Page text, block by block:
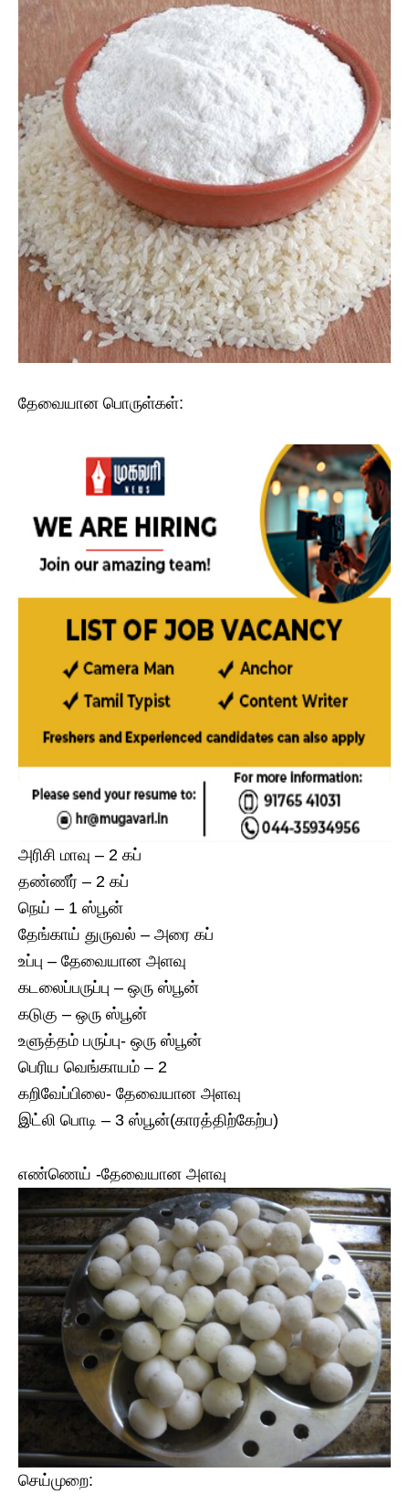
தேவையான பொருள்கள்:
அரிசி மாவு – 2 கப்
தண்ணீர் – 2 கப்
நெய் – 1 ஸ்பூன்
தேங்காய் துருவல் – அரை கப்
உப்பு – தேவையான அளவு
கடலைப்பருப்பு – ஒரு ஸ்பூன்
கடுகு – ஒரு ஸ்பூன்
உளுத்தம் பருப்பு- ஒரு ஸ்பூன்
பெரிய வெங்காயம் – 2
கறிவேப்பிலை- தேவையான அளவு
இட்லி பொடி – 3 ஸ்பூன்(காரத்திற்கேற்ப)
எண்ணெய் -தேவையான அளவு
செய்முறை: